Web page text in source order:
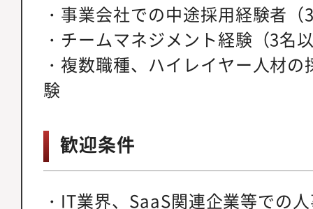
・事業会社での中途採用経験者（
・チームマネジメント経験（3名
・複数職種、ハイレイヤー人材
験
歓迎条件
・IT業界、SaaS関連企業等での